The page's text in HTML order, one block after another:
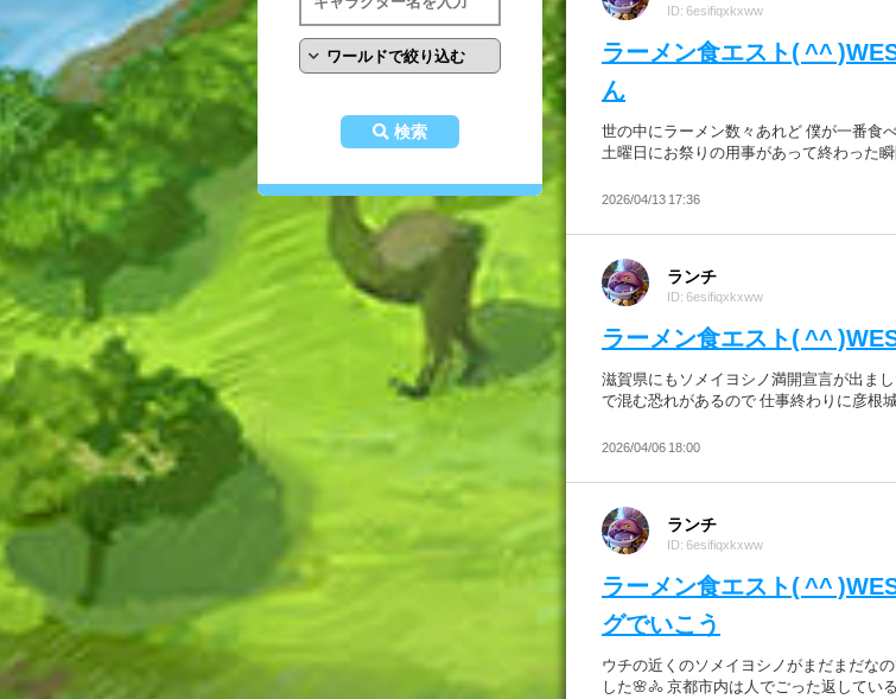
検索
ID: 6esifiqxkxww
ラーメン食エスト( ^^
ん
世の中にラーメン数々あれど 僕が一番食
土曜日にお祭りの用事があって終わった
2026/04/13 17:36
ランチ
ID: 6esifiqxkxww
ラーメン食エスト( ^^
滋賀県にもソメイヨシノ満開宣言が出ま
で混む恐れがあるので 仕事終わりに彦根
2026/04/06 18:00
ランチ
ID: 6esifiqxkxww
ラーメン食エスト( ^^
グでいこう
ウチの近くのソメイヨシノがまだまだな
した🌸🚴 京都市内は人でごった返してい